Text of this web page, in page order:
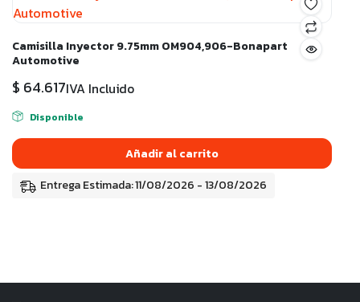
Camisilla Inyector 9.75mm OM904,906-Bonapart
Automotive
$ 64.617IVA Incluido
Disponible
Añadir al carrito
Entrega Estimada: 11/08/2026 - 13/08/2026